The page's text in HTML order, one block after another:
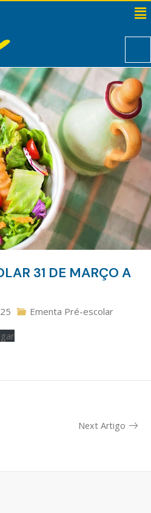
31 DE MARÇO A
Ementa Pré-escolar
Next Artigo